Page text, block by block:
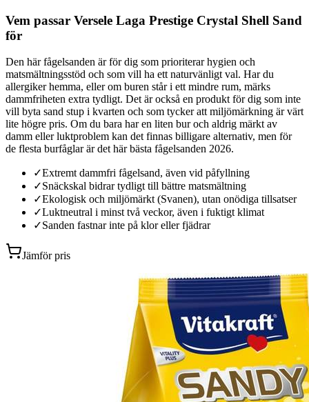
Vem passar Versele Laga Prestige Crystal Shell Sand
för
Den här fågelsanden är för dig som prioriterar hygien och
matsmältningsstöd och som vill ha ett naturvänligt val. Har du
allergiker hemma, eller om buren står i ett mindre rum, märks
dammfriheten extra tydligt. Det är också en produkt för dig som inte
vill byta sand stup i kvarten och som tycker att miljömärkning är värt
lite högre pris. Om du bara har en liten bur och aldrig märkt av
damm eller luktproblem kan det finnas billigare alternativ, men för
de flesta burfåglar är det här bästa fågelsanden 2026.
✓Extremt dammfri fågelsand, även vid påfyllning
✓Snäckskal bidrar tydligt till bättre matsmältning
✓Ekologisk och miljömärkt (Svanen), utan onödiga tillsatser
✓Luktneutral i minst två veckor, även i fuktigt klimat
✓Sanden fastnar inte på klor eller fjädrar
Jämför pris